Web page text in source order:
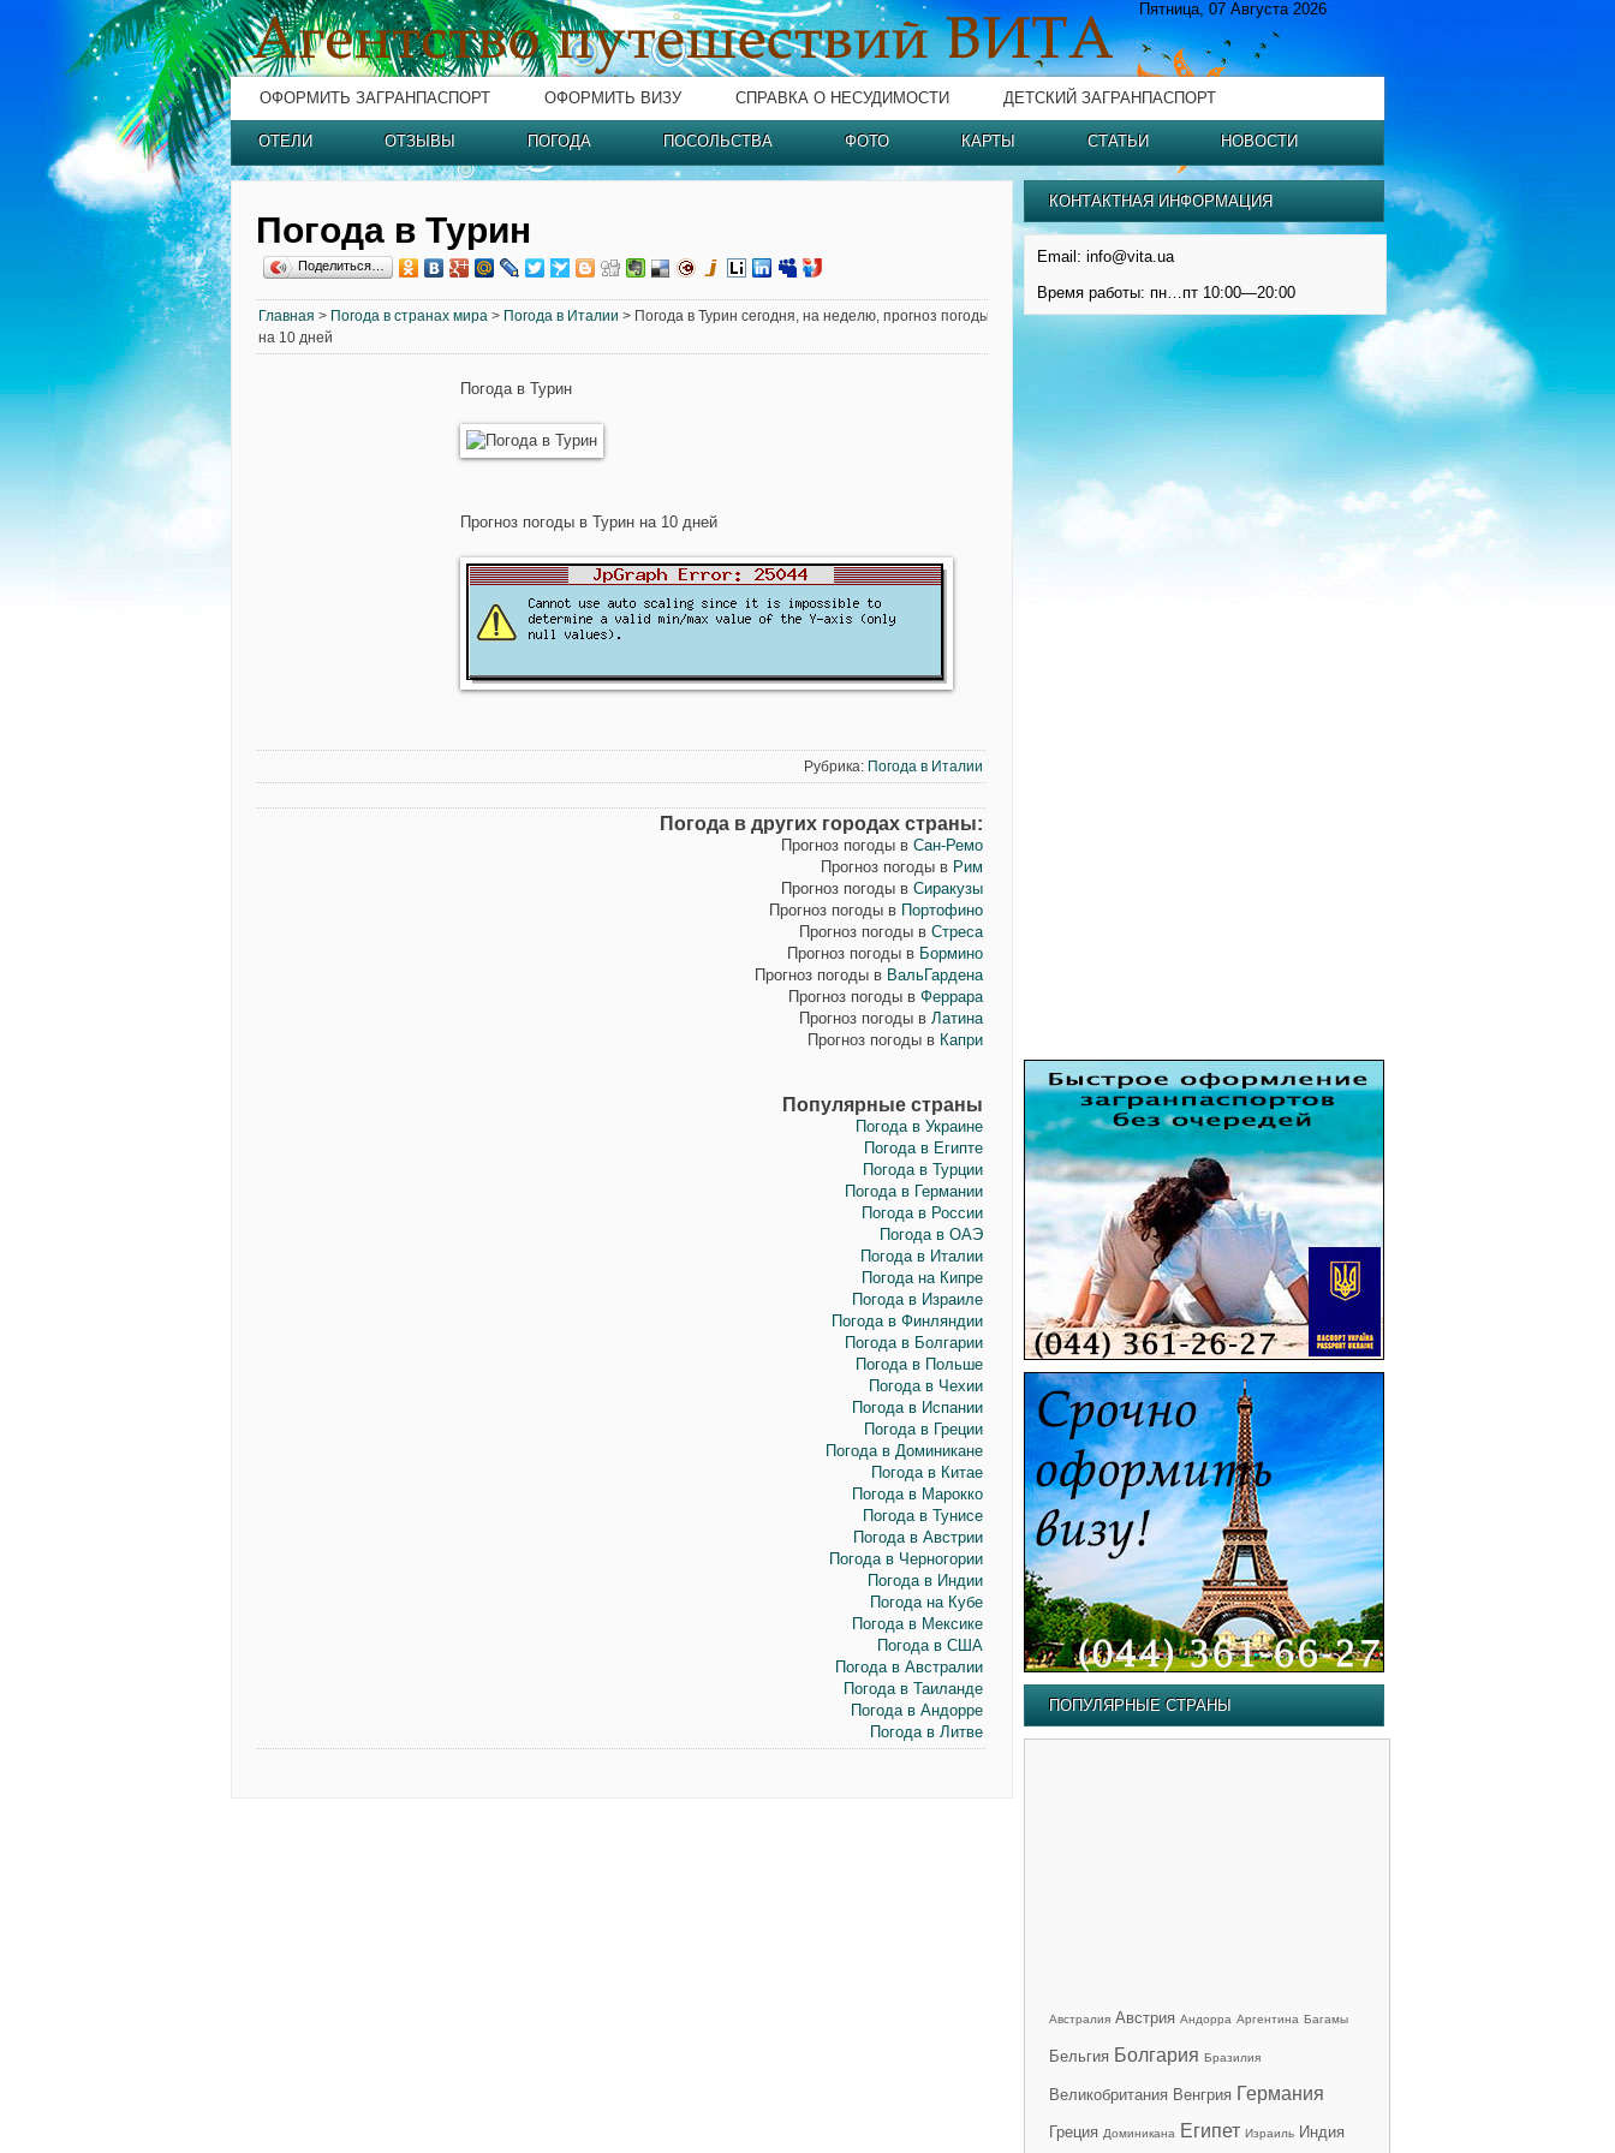
Пятница, 07 Августа 2026
ОФОРМИТЬ ЗАГРАНПАСПОРТ ОФОРМИТЬ ВИЗУ СПРАВКА О НЕСУДИМОСТИ ДЕТСКИЙ ЗАГРАНПАСПОРТ
ОТЕЛИ ОТЗЫВЫ ПОГОДА ПОСОЛЬСТВА ФОТО КАРТЫ СТАТЬИ НОВОСТИ
Погода в Турин
Поделиться…
Главная > Погода в странах мира > Погода в Италии > Погода в Турин сегодня, на неделю, прогноз погоды
на 10 дней
Погода в Турин
Прогноз погоды в Турин на 10 дней
Рубрика: Погода в Италии
Погода в других городах страны:
Прогноз погоды в Сан-Ремо
Прогноз погоды в Рим
Прогноз погоды в Сиракузы
Прогноз погоды в Портофино
Прогноз погоды в Стреса
Прогноз погоды в Бормино
Прогноз погоды в ВальГардена
Прогноз погоды в Феррара
Прогноз погоды в Латина
Прогноз погоды в Капри
Популярные страны
Погода в Украине
Погода в Египте
Погода в Турции
Погода в Германии
Погода в России
Погода в ОАЭ
Погода в Италии
Погода на Кипре
Погода в Израиле
Погода в Финляндии
Погода в Болгарии
Погода в Польше
Погода в Чехии
Погода в Испании
Погода в Греции
Погода в Доминикане
Погода в Китае
Погода в Марокко
Погода в Тунисе
Погода в Австрии
Погода в Черногории
Погода в Индии
Погода на Кубе
Погода в Мексике
Погода в США
Погода в Австралии
Погода в Таиланде
Погода в Андорре
Погода в Литве
КОНТАКТНАЯ ИНФОРМАЦИЯ
Email: info@vita.ua
Время работы: пн…пт 10:00—20:00
ПОПУЛЯРНЫЕ СТРАНЫ
Австралия Австрия Андорра Аргентина Багамы
Бельгия Болгария Бразилия
Великобритания Венгрия Германия
Греция Доминикана Египет Израиль Индия